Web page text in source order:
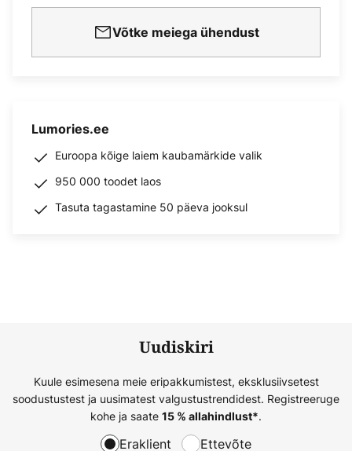
Võtke meiega ühendust
Lumories.ee
Euroopa kõige laiem kaubamärkide valik
950 000 toodet laos
Tasuta tagastamine 50 päeva jooksul
Uudiskiri
Kuule esimesena meie eripakkumistest, eksklusiivsetest
soodustustest ja uusimatest valgustustrendidest. Registreeruge
kohe ja saate 15 % allahindlust*.
Eraklient Ettevõte